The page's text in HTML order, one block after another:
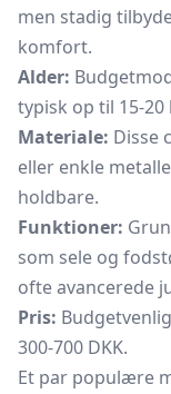
men stadig
komfort.
Alder:
typisk op til 15-20
Materiale: Disse
eller enkle
holdbare.
Funktioner:
som sele og
ofte avancerede
Pris:
300-700 DKK.
Et par populære